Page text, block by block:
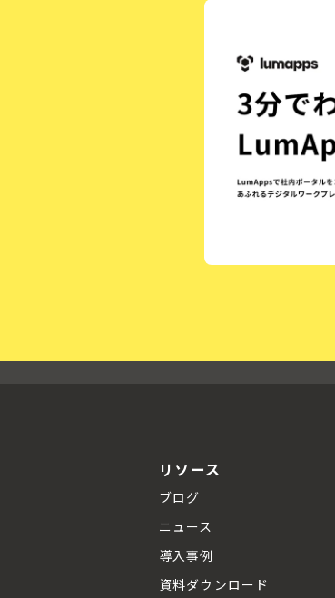
リソース
ブログ
ニュース
導入事例
資料ダウンロード